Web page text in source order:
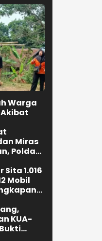
Warga
Miras
Polda
1.016
Mobil
KUA-